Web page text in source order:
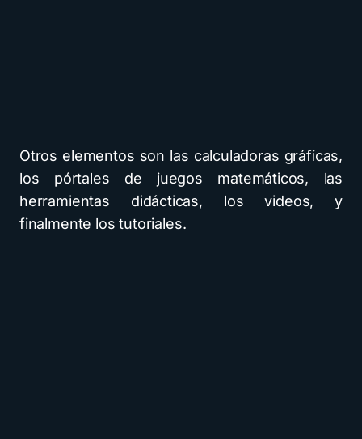
Otros elementos son las calculadoras gráficas,
los pórtales de juegos matemáticos, las
herramientas didácticas, los videos, y
finalmente los tutoriales.